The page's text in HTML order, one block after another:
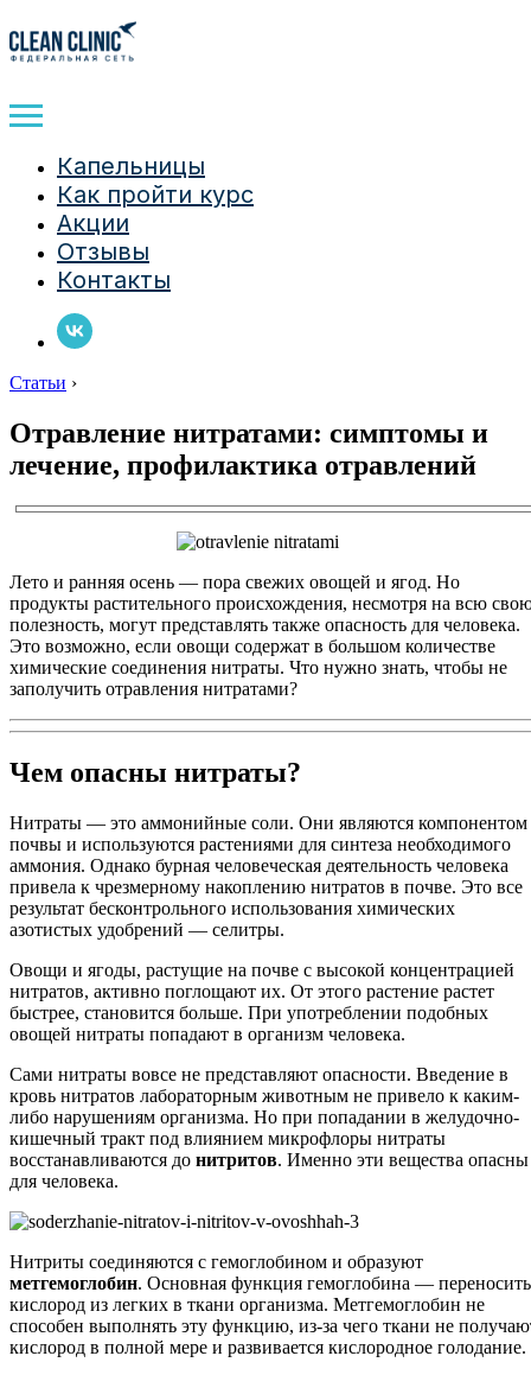
Капельницы
Как пройти курс
Акции
Отзывы
Контакты
Статьи ›
Отравление нитратами: симптомы и
лечение, профилактика отравлений
Лето и ранняя осень — пора свежих овощей и ягод. Но
продукты растительного происхождения, несмотря на всю
полезность, могут представлять также опасность для человека.
Это возможно, если овощи содержат в большом количестве
химические соединения нитраты. Что нужно знать, чтобы не
заполучить отравления нитратами?
Чем опасны нитраты?
Нитраты — это аммонийные соли. Они являются компонентом
почвы и используются растениями для синтеза необходимого
аммония. Однако бурная человеческая деятельность человека
привела к чрезмерному накоплению нитратов в почве. Это все
результат бесконтрольного использования химических
азотистых удобрений — селитры.
Овощи и ягоды, растущие на почве с высокой концентрацией
нитратов, активно поглощают их. От этого растение растет
быстрее, становится больше. При употреблении подобных
овощей нитраты попадают в организм человека.
Сами нитраты вовсе не представляют опасности. Введение в
кровь нитратов лабораторным животным не привело к каким-
либо нарушениям организма. Но при попадании в желудочно-
кишечный тракт под влиянием микрофлоры нитраты
восстанавливаются до нитритов. Именно эти вещества опасны
для человека.
Нитриты соединяются с гемоглобином и образуют
метгемоглобин. Основная функция гемоглобина — переносить
кислород из легких в ткани организма. Метгемоглобин не
способен выполнять эту функцию, из-за чего ткани не
кислород в полной мере и развивается кислородное голодание.